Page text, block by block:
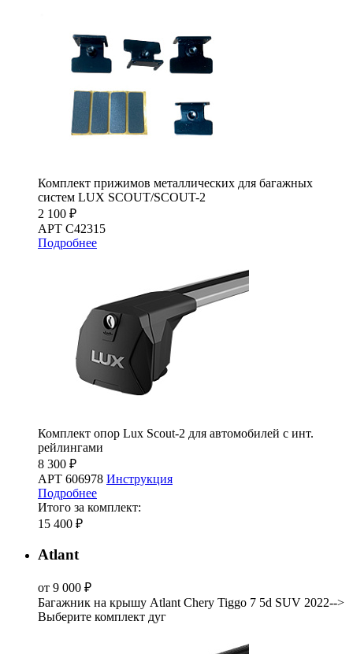
Комплект прижимов металлических для багажных
систем LUX SCOUT/SCOUT-2
2 100 ₽
АРТ C42315
Подробнее
Комплект опор Lux Scout-2 для автомобилей с инт.
рейлингами
8 300 ₽
АРТ 606978 Инструкция
Подробнее
Итого за комплект:
15 400 ₽
Atlant
от 9 000 ₽
Багажник на крышу Atlant Chery Tiggo 7 5d SUV 2022-->
Выберите комплект дуг